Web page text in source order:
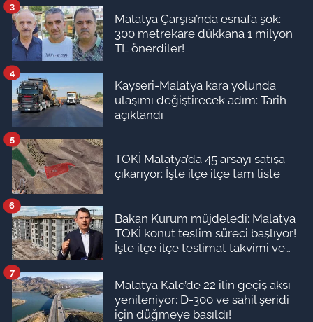
Malatya Çarşısı’nda esnafa şok:
300 metrekare dükkana 1 milyon
TL önerdiler!
3
Kayseri-Malatya kara yolunda
ulaşımı değiştirecek adım: Tarih
açıklandı
4
TOKİ Malatya’da 45 arsayı satışa
çıkarıyor: İşte ilçe ilçe tam liste
5
Bakan Kurum müjdeledi: Malatya
TOKİ konut teslim süreci başlıyor!
İşte ilçe ilçe teslimat takvimi ve
6
Malatya Kale’de 22 ilin geçiş aksı
yenileniyor: D-300 ve sahil şeridi
için düğmeye basıldı!
7